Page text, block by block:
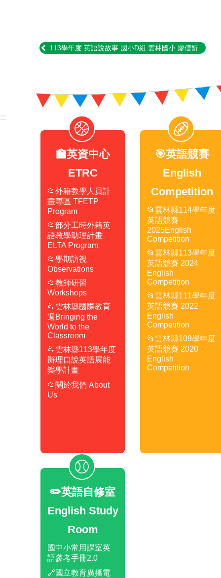
113學年度 英語說故事 國小D組 雲林國小 廖倢妡
:::
🏫英資中心
ETRC
📂外籍教學人員計
畫專區 TFETP
Program
📂部分工時外籍英
語教學助理計畫
ELTA Program
📂學期訪視
Observations
📂教師研習
Workshops
📂雲林縣國際教育
週Bringing the
World to the
Classroom
📂雲林縣113學年度
辦理口說英語展能
樂學計畫
📂關於我們 About
Us
🎯英語競賽
English
Competition
📂雲林縣114學年度
英語競賽
2025English
Competition
📂雲林縣113學年度
英語競賽 2024
English
Competition
📂雲林縣111學年度
英語競賽 2022
English
Competition
📂雲林縣109學年度
英語競賽 2020
English
Competition
✏️英語自修室
English Study
Room
國中小常用課室英
語參考手冊2.0
🔗國立教育廣播電